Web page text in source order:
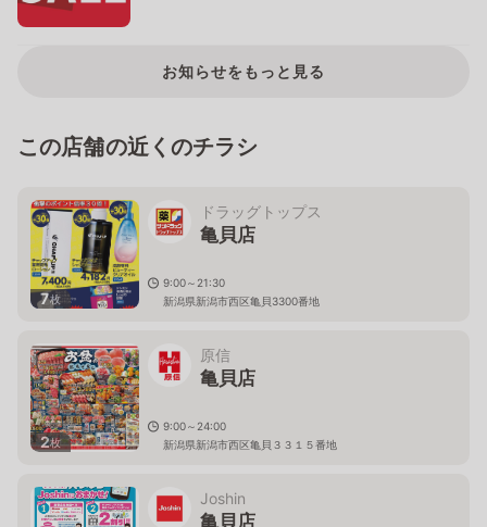
お知らせをもっと見る
この店舗の近くのチラシ
7枚
ドラッグトップス
亀貝店
9:00～21:30
新潟県新潟市西区亀貝3300番地
2枚
原信
亀貝店
9:00～24:00
新潟県新潟市西区亀貝３３１５番地
Joshin
亀貝店